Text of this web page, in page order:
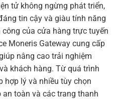
tử không ngừng phát triển,
tin cậy và giàu tính năng
của cửa hàng trực tuyến
Moneris Gateway cung cấp
nâng cao trải nghiệm
khách hàng. Từ quá trình
hợp lý và nhiều tùy chọn
toàn và các trang thanh